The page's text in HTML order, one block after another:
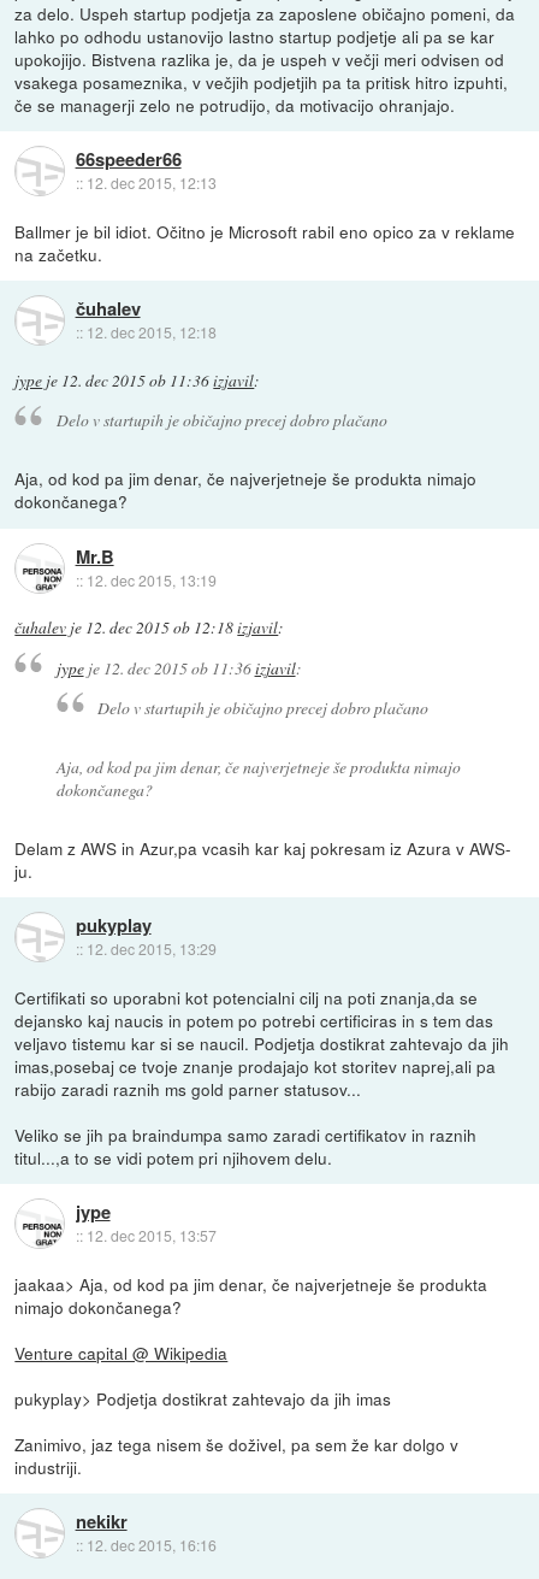
za delo. Uspeh startup podjetja za zaposlene običajno pomeni, da
lahko po odhodu ustanovijo lastno startup podjetje ali pa se kar
upokojijo. Bistvena razlika je, da je uspeh v večji meri odvisen od
vsakega posameznika, v večjih podjetjih pa ta pritisk hitro izpuhti,
če se managerji zelo ne potrudijo, da motivacijo ohranjajo.
66speeder66
:: 12. dec 2015, 12:13
Ballmer je bil idiot. Očitno je Microsoft rabil eno opico za v reklame
na začetku.
čuhalev
:: 12. dec 2015, 12:18
jype je 12. dec 2015 ob 11:36izjavil:
Delo v startupih je običajno precej dobro plačano
Aja, od kod pa jim denar, če najverjetneje še produkta nimajo
dokončanega?
Mr.B
:: 12. dec 2015, 13:19
čuhalev je 12. dec 2015 ob 12:18izjavil:
jypeje 12. dec 2015 ob 11:36izjavil:
Delo v startupih je običajno precej dobro plačano
Aja, od kod pa jim denar, če najverjetneje še produkta nimajo
dokončanega?
Delam z AWS in Azur,pa vcasih kar kaj pokresam iz Azura v AWS-
ju.
pukyplay
:: 12. dec 2015, 13:29
Certifikati so uporabni kot potencialni cilj na poti znanja,da se
dejansko kaj naucis in potem po potrebi certificiras in s tem das
veljavo tistemu kar si se naucil. Podjetja dostikrat zahtevajo da jih
imas,posebaj ce tvoje znanje prodajajo kot storitev naprej,ali pa
rabijo zaradi raznih ms gold parner statusov...
Veliko se jih pa braindumpa samo zaradi certifikatov in raznih
titul...,a to se vidi potem pri njihovem delu.
jype
:: 12. dec 2015, 13:57
jaakaa> Aja, od kod pa jim denar, če najverjetneje še produkta
nimajo dokončanega?
Venture capital @ Wikipedia
pukyplay> Podjetja dostikrat zahtevajo da jih imas
Zanimivo, jaz tega nisem še doživel, pa sem že kar dolgo v
industriji.
nekikr
:: 12. dec 2015, 16:16